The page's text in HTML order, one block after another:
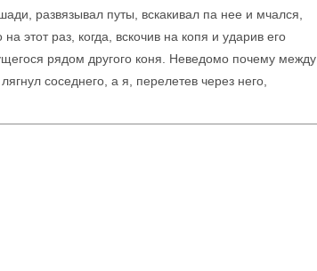
развязывал путы, вскакивал па нее и мчался,
этот раз, когда, вскочив на копя и ударив его
рядом другого коня. Неведомо почему между
соседнего, а я, перелетев через него,